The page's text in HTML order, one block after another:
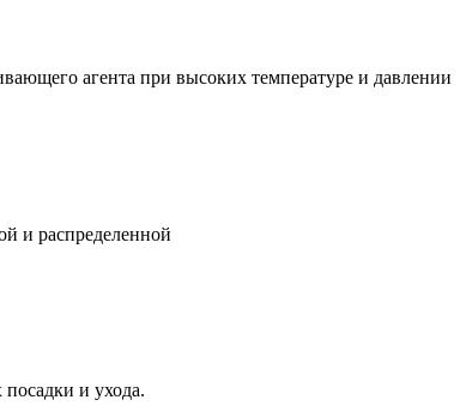
агента при высоких температуре и давлении
и распределенной
и ухода.